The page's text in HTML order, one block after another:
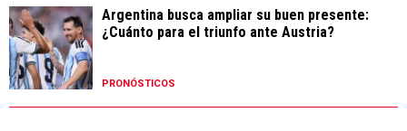
Argentina busca ampliar su buen presente:
¿Cuánto para el triunfo ante Austria?
PRONÓSTICOS